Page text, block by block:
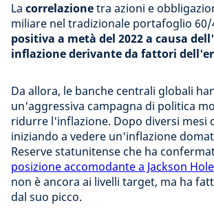
La correlazionetra azioni e
miliare nel tradizionale portafoglio 60/
positiva a metà del 2022 a causa
inflazione derivante da fattori
Da allora, le banche centrali globali
un'aggressiva campagna di politica
ridurre l'inflazione. Dopo diversi mesi
iniziando a vedere un'inflazione
Reserve statunitense che ha
posizione accomodante a Jackson
non è ancora ai livelli target, ma ha
dal suo picco.